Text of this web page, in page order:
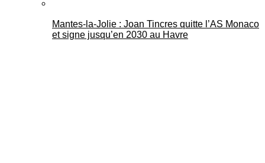
Mantes-la-Jolie : Joan Tincres quitte l’AS Monaco
et signe jusqu’en 2030 au Havre